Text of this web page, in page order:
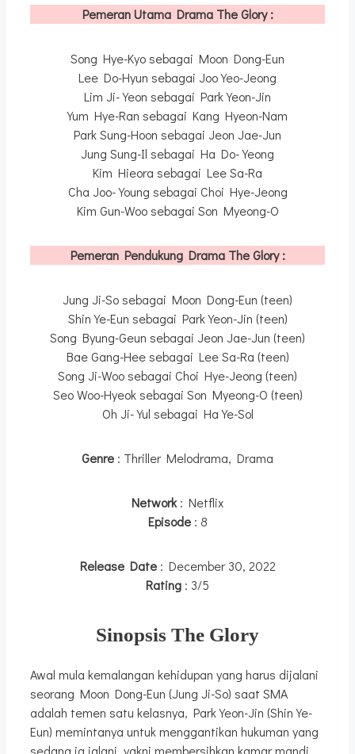
Pemeran Utama Drama The Glory :
Song Hye-Kyo sebagai Moon Dong-Eun
Lee Do-Hyun sebagai Joo Yeo-Jeong
Lim Ji-Yeon sebagai Park Yeon-Jin
Yum Hye-Ran sebagai Kang Hyeon-Nam
Park Sung-Hoon sebagai Jeon Jae-Jun
Jung Sung-Il sebagai Ha Do-Yeong
Kim Hieora sebagai Lee Sa-Ra
Cha Joo-Young sebagai Choi Hye-Jeong
Kim Gun-Woo sebagai Son Myeong-O
Pemeran Pendukung Drama The Glory :
Jung Ji-So sebagai Moon Dong-Eun (teen)
Shin Ye-Eun sebagai Park Yeon-Jin (teen)
Song Byung-Geun sebagai Jeon Jae-Jun (teen)
Bae Gang-Hee sebagai Lee Sa-Ra (teen)
Song Ji-Woo sebagai Choi Hye-Jeong (teen)
Seo Woo-Hyeok sebagai Son Myeong-O (teen)
Oh Ji-Yul sebagai Ha Ye-Sol
Genre : Thriller Melodrama, Drama
Network: Netflix
Episode : 8
Release Date: December 30, 2022
Rating : 3/5
Sinopsis The Glory
Awal mula kemalangan kehidupan yang harus dijalani
seorang Moon Dong-Eun (Jung Ji-So) saat SMA
adalah temen satu kelasnya, Park Yeon-Jin (Shin Ye-
Eun) memintanya untuk menggantikan hukuman yang